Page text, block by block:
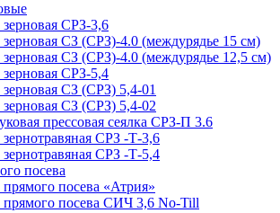
зерновая СРЗ-3,6
зерновая СЗ (СРЗ)-4.0 (междурядье 15 см)
зерновая СЗ (СРЗ)-4.0 (междурядье 12,5 см)
зерновая СРЗ-5,4
зерновая СЗ (СРЗ) 5,4-01
зерновая СЗ (СРЗ) 5,4-02
прессовая сеялка СРЗ-П 3.6
зернотравяная СРЗ -Т-3,6
зернотравяная СРЗ -Т-5,4
посева
прямого посева «Атрия»
прямого посева СИЧ 3,6 No-Till